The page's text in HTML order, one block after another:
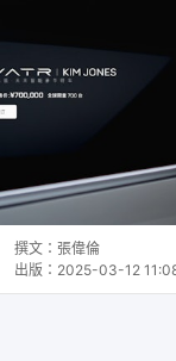
撰文： 張偉倫
出版： 2025-03-12